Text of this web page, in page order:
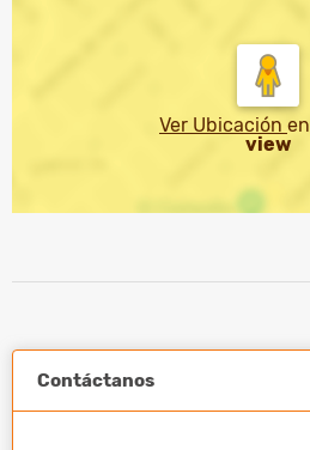
Ver Ubicación en
view
Contáctanos